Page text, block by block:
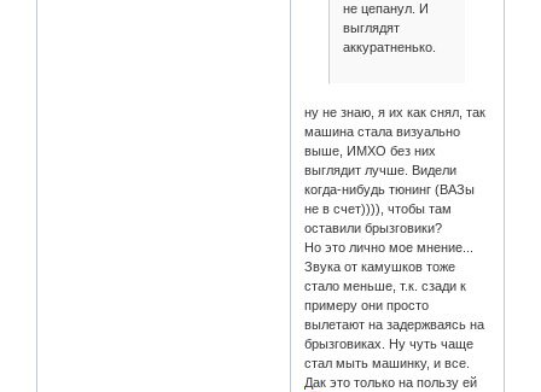
не цепанул. И
выглядят
аккуратненько.
ну не знаю, я их как снял, так
машина стала визуально
выше, ИМХО без них
выглядит лучше. Видели
когда-нибудь тюнинг (ВАЗы
не в счет)))), чтобы там
оставили брызговики?
Но это лично мое мнение...
Звука от камушков тоже
стало меньше, т.к. сзади к
примеру они просто
вылетают на задержваясь на
брызговиках. Ну чуть чаще
стал мыть машинку, и все.
Дак это только на пользу ей